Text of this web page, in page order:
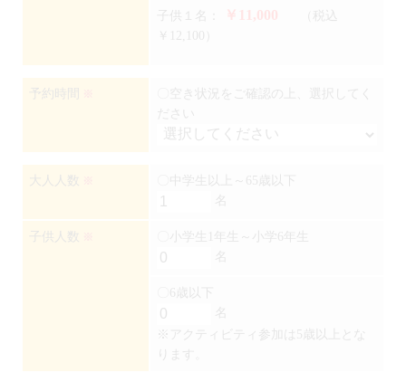
子供１名： ￥11,000
（税込
￥12,100）
予約時間
〇空き状況をご確認の上、選択してく
ださい
大人人数
〇中学生以上～65歳以下
名
子供人数
〇小学生1年生～小学6年生
名
〇6歳以下
名
※アクティビティ参加は5歳以上とな